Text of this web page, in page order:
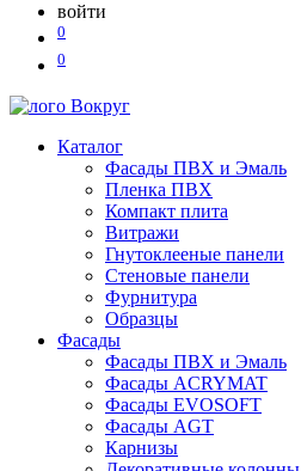
войти
0
0
Каталог
Фасады ПВХ и Эмаль
Пленка ПВХ
Компакт плита
Витражи
Гнутоклееные панели
Стеновые панели
Фурнитура
Образцы
Фасады
Фасады ПВХ и Эмаль
Фасады ACRYMAT
Фасады EVOSOFT
Фасады AGT
Карнизы